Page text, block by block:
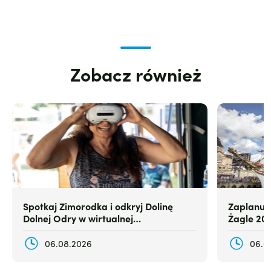
Zobacz również
Zdjęcie
Spotkaj Zimorodka i odkryj Dolinę
Dolnej Odry w wirtualnej
06.08.2026
Zdjęcie
Zaplanuj
Żagle